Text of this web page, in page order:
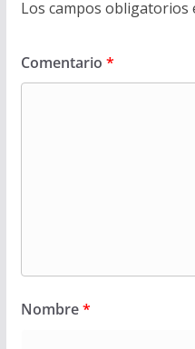
Los campos obligatorios
Comentario *
Nombre*